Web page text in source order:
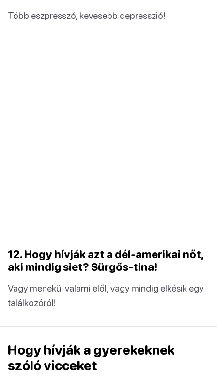
Több eszpresszó, kevesebb depresszió!
12. Hogy hívják azt a dél-amerikai nőt,
aki mindig siet? Sürgős-tina!
Vagy menekül valami elől, vagy mindig elkésik egy
találkozóról!
Hogy hívják a gyerekeknek
szóló vicceket